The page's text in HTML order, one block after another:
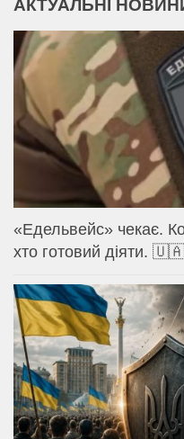
АКТУАЛЬНІ
«Едельвейс» чекає.
хто готовий діяти. 🇺🇦